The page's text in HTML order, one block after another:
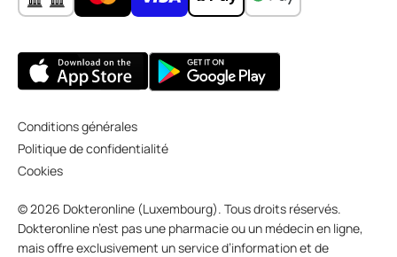
Conditions générales
Politique de confidentialité
Cookies
© 2026 Dokteronline (Luxembourg). Tous droits réservés.
Dokteronline n’est pas une pharmacie ou un médecin en ligne,
mais offre exclusivement un service d’information et de